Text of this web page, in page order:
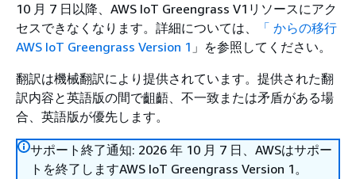
10 月 7 日以降、AWS IoT Greengrass V1リソースにアク
セスできなくなります。詳細については、
「 からの移行
AWS IoT Greengrass Version 1 」を参照してください。
翻訳は機械翻訳により提供されています。提供された翻
訳内容と英語版の間で齟齬、不一致または矛盾がある場
合、英語版が優先します。
サポート終了通知: 2026 年 10 月 7 日、AWSはサポー
トを終了しますAWS IoT Greengrass Version 1。